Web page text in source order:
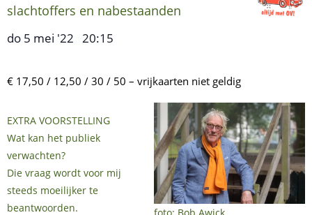
slachtoffers en nabestaanden
do 5 mei '22 20:15
€ 17,50 / 12,50 / 30 / 50 – vrijkaarten niet geldig
EXTRA VOORSTELLING
Wat kan het publiek
verwachten?
Die vraag wordt voor mij
steeds moeilijker te
beantwoorden.